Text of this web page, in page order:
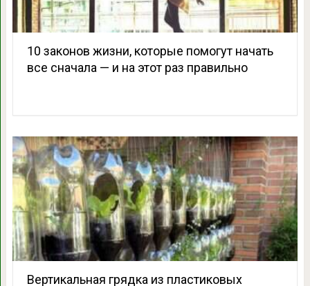
10 законов жизни, которые помогут начать
все сначала — и на этот раз правильно
Вертикальная грядка из пластиковых